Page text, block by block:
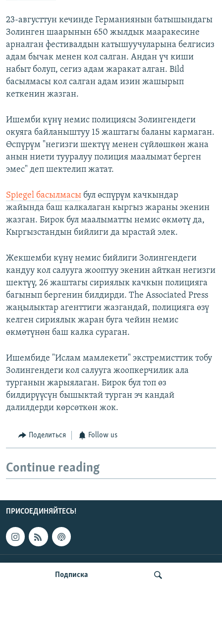
Подписка
23-августтун кечинде Германиянын батышындагы
Золинген шаарынын 650 жылдык мааракесине
арналган фестивалдын катышуучуларына белгисиз
адам бычак менен кол салган. Андан үч киши
набыт болуп, сегиз адам жаракат алган. Bild
басылмасы кол салган адам изин жашырып
кеткенин жазган.
Ишемби күнү немис полициясы Золингендеги
окуяга байланыштуу 15 жаштагы баланы кармаган.
Өспүрүм "негизги шектүү менен сүйлөшкөн жана
анын ниети тууралуу полиция маалымат берген
эмес" деп шектелип жатат.
Spiegel басылмасы бул өспүрүм качкындар
жайында баш калкалаган кыргыз жараны экенин
жазган. Бирок бул маалыматты немис өкмөтү да,
Кыргызстандын бийлиги да ырастай элек.
Жекшемби күнү немис бийлиги Золингендеги
кандуу кол салууга жооптуу экенин айткан негизги
шектүү, 26 жаштагы сириялык качкын полицияга
багынып бергенин билдирди. The Associated Press
жаңылыктар агенттиги жазгандай, полицияга өзү
келген сириялык жаран буга чейин немис
өкмөтүнөн баш калка сураган.
Ишембиде "Ислам мамлекети" экстремисттик тобу
Золингендеги кол салууга жоопкерчилик ала
турганын жарыялаган. Бирок бул топ өз
билдирүүсүн бышыктай турган эч кандай
далилдерди көрсөткөн жок.
Поделиться Follow us
Continue reading
ПРИСОЕДИНЯЙТЕСЬ!